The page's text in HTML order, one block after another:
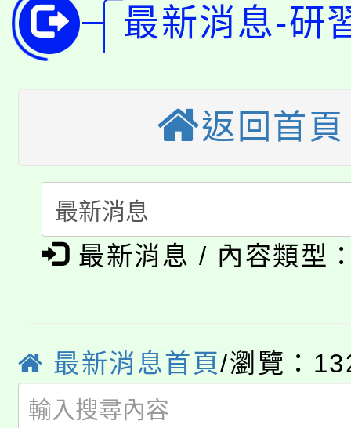
開!
115年桃園市運動會8/
田徑場及游泳池舉行。
桃園市低收入戶享有免
半價優惠，詳情可洽有
者。
大園自造教育及科技中
份教師增能研習
大溪自造教育及科技
份教師研習
淨零綠生活教案入校路
會
115年食農教育專業人
程
「本色祭」8/29、30在
局官網。
8月14至27日，桃園電
開!
115年桃園市運動會8/
最新消息-研
返回首頁
最新消息 / 內容類型
最新消息首頁/瀏覽：